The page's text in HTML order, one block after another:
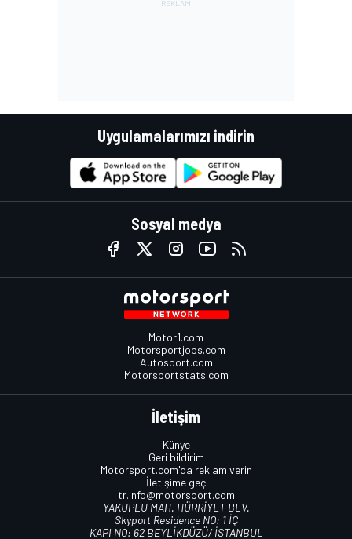
Uygulamalarımızı indirin
Sosyal medya
Motor1.com
Motorsportjobs.com
Autosport.com
Motorsportstats.com
İletişim
Künye
Geri bildirim
Motorsport.com'da reklam verin
İletişime geç
tr.info@motorsport.com
YAKUPLU MAH. HÜRRİYET BLV.
Skyport Residence NO: 1 İÇ
KAPI NO: 62 BEYLİKDÜZÜ/ İSTANBUL